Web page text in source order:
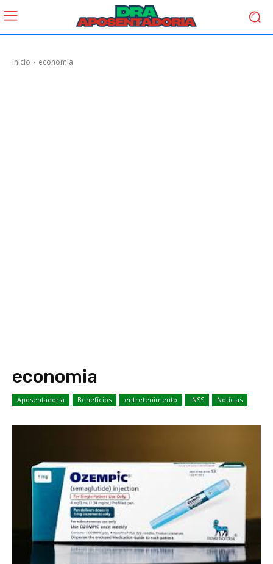
Início economia
economia
Aposentadoria Benefícios entretenimento INSS Notícias